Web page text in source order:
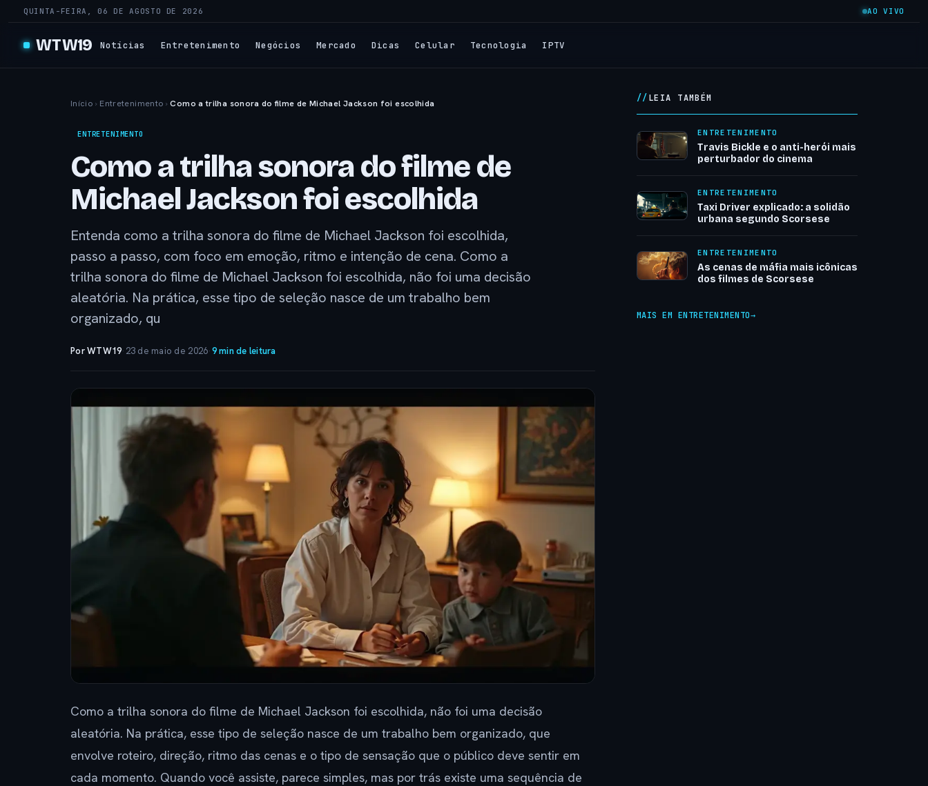
QUINTA-FEIRA, 06 DE AGOSTO DE 2026 AO VIVO
WTW19 Notícias Entretenimento Negócios Mercado Dicas Celular Tecnologia IPTV
Início › Entretenimento › Como a trilha sonora do filme de Michael Jackson foi escolhida
ENTRETENIMENTO
Como a trilha sonora do filme de
Michael Jackson foi escolhida
Entenda como a trilha sonora do filme de Michael Jackson foi escolhida,
passo a passo, com foco em emoção, ritmo e intenção de cena. Como a
trilha sonora do filme de Michael Jackson foi escolhida, não foi uma decisão
aleatória. Na prática, esse tipo de seleção nasce de um trabalho bem
organizado, qu
Por WTW19· 23 de maio de 2026·9 min de leitura
Como a trilha sonora do filme de Michael Jackson foi escolhida, não foi uma decisão
aleatória. Na prática, esse tipo de seleção nasce de um trabalho bem organizado, que
envolve roteiro, direção, ritmo das cenas e o tipo de sensação que o público deve sentir em
cada momento. Quando você assiste, parece simples, mas por trás existe uma sequência de
LEIA TAMBÉM
ENTRETENIMENTO
Travis Bickle e o anti-herói mais
perturbador do cinema
ENTRETENIMENTO
Taxi Driver explicado: a solidão
urbana segundo Scorsese
ENTRETENIMENTO
As cenas de máfia mais icônicas
dos filmes de Scorsese
MAIS EM ENTRETENIMENTO